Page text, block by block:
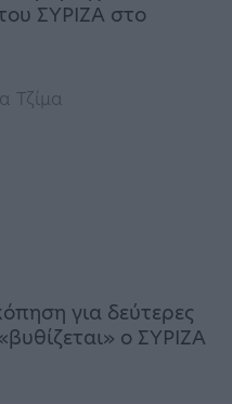
ΣΥΡΙΖΑ στο
Τζίμα
για δεύτερες
ο ΣΥΡΙΖΑ